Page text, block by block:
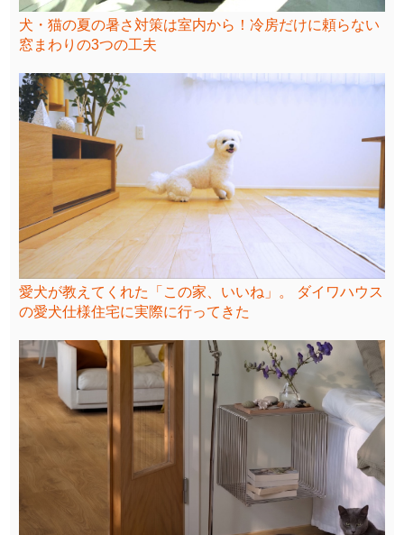
犬・猫の夏の暑さ対策は室内から！冷房だけに頼らない
窓まわりの3つの工夫
愛犬が教えてくれた「この家、いいね」。 ダイワハウス
の愛犬仕様住宅に実際に行ってきた